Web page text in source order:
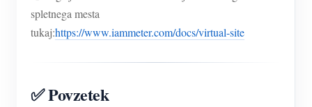
spletnega mesta
tukaj:https://www.iammeter.com/docs/virtual-site
✅ Povzetek